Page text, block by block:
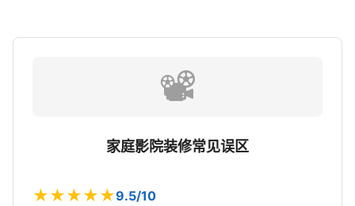
📽️
家庭影院装修常见误区
★★★★★9.5/10